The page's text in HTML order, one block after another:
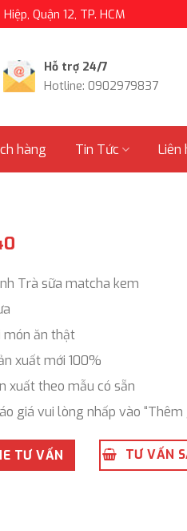
Quận 12, TP. HCM
Hỗ trợ 24/7
Hotline: 0902979837
hàng Tin Tức Liên
Trà sữa matcha kem
món ăn thật
xuất mới 100%
xuất theo mẫu có sẵn
giá vui lòng nhấp vào “Thêm
TƯ VẤN TƯ VẤN